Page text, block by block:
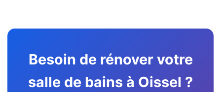
Besoin de rénover votre
salle de bains à Oissel ?